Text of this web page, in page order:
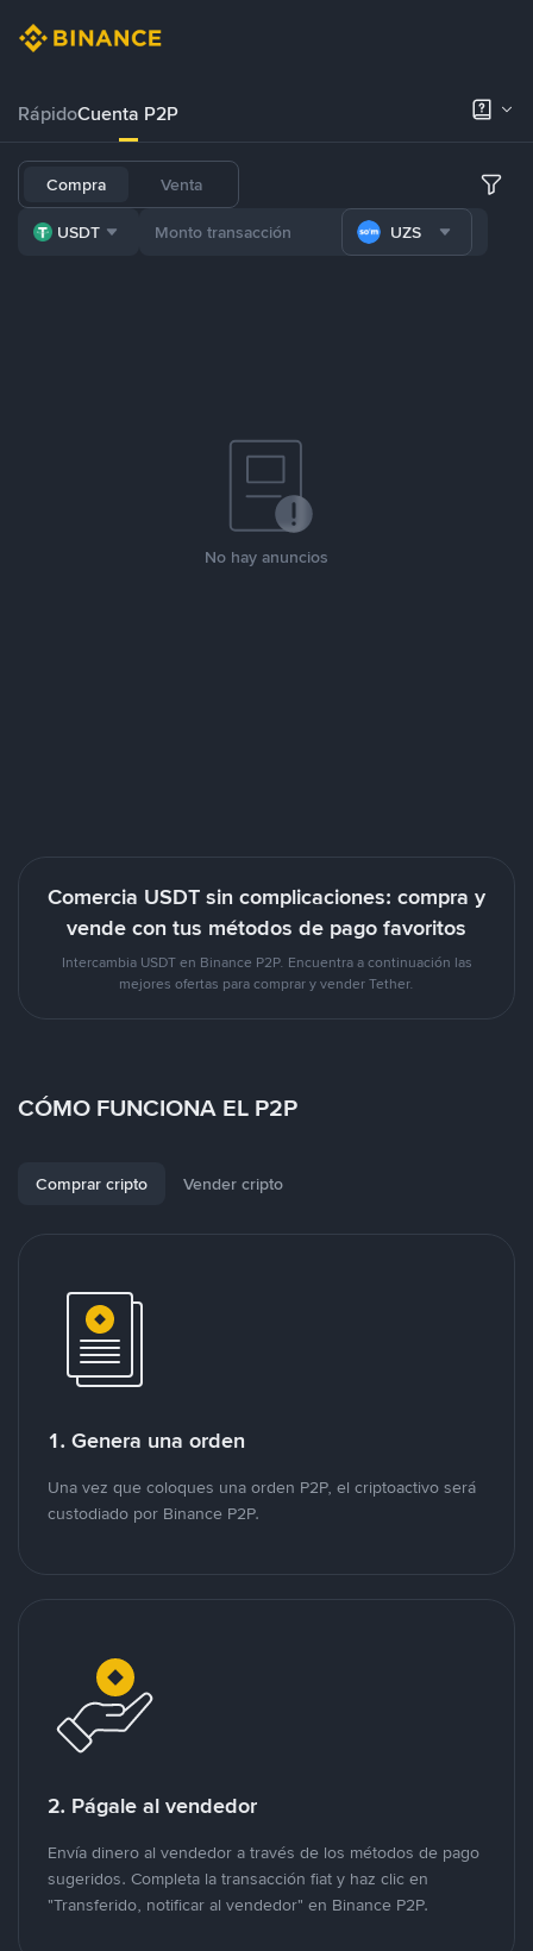
RápidoCuenta P2P
Compra Venta
USDT UZS
No hay anuncios
Comercia USDT sin complicaciones: compra y
vende con tus métodos de pago favoritos
Intercambia USDT en Binance P2P. Encuentra a continuación las
mejores ofertas para comprar y vender Tether.
CÓMO FUNCIONA EL P2P
Comprar cripto Vender cripto
1. Genera una orden
Una vez que coloques una orden P2P, el criptoactivo será
custodiado por Binance P2P.
2. Págale al vendedor
Envía dinero al vendedor a través de los métodos de pago
sugeridos. Completa la transacción fiat y haz clic en
"Transferido, notificar al vendedor" en Binance P2P.